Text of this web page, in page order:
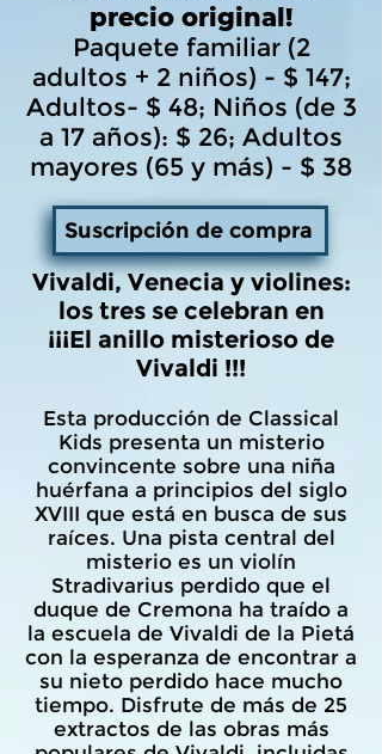
precio original!
Paquete familiar (2
adultos + 2 niños) - $ 147;
Adultos- $ 48; Niños (de 3
a 17 años): $ 26; Adultos
mayores (65 y más) - $ 38
Suscripción de compra
Vivaldi, Venecia y violines:
los tres se celebran en
¡¡¡El anillo misterioso de
Vivaldi !!!
Esta producción de Classical
Kids presenta un misterio
convincente sobre una niña
huérfana a principios del siglo
XVIII que está en busca de sus
raíces. Una pista central del
misterio es un violín
Stradivarius perdido que el
duque de Cremona ha traído a
la escuela de Vivaldi de la Pietá
con la esperanza de encontrar a
su nieto perdido hace mucho
tiempo. Disfrute de más de 25
extractos de las obras más